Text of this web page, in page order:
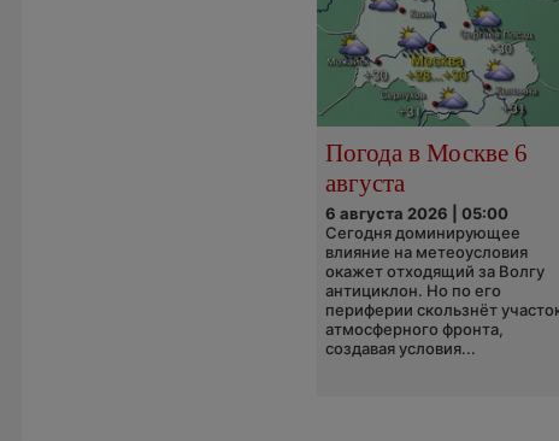
Погода в Москве 6
августа
6 августа 2026 | 05:00
Сегодня доминирующее
влияние на метеоусловия
окажет отходящий за Волгу
антициклон. Но по его
периферии скользнёт
атмосферного фронта,
создавая условия...